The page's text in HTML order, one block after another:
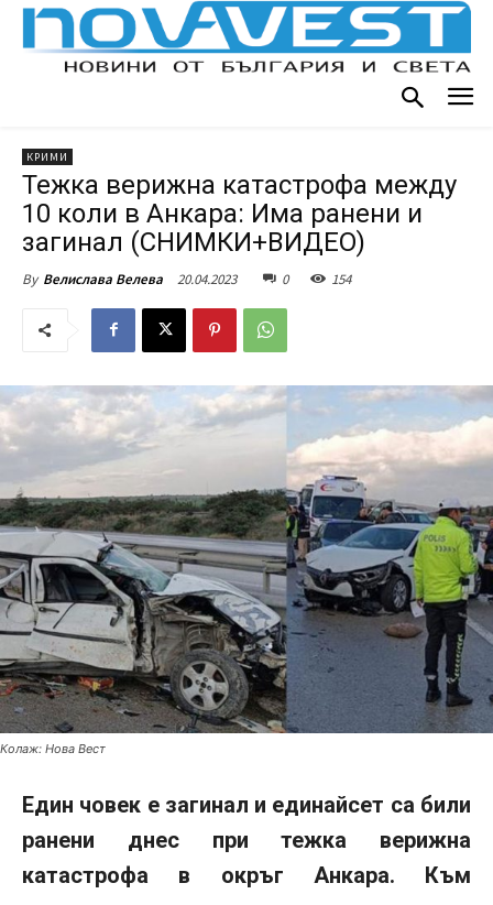
КРИМИ
Тежка верижна катастрофа между
10 коли в Анкара: Има ранени и
загинал (СНИМКИ+ВИДЕО)
By Вeлислава Велева 20.04.2023 0 154
Колаж: Нова Вест
Един човек е загинал и единайсет са били
ранени днес при тежка верижна
катастрофа в окръг Анкара. Към